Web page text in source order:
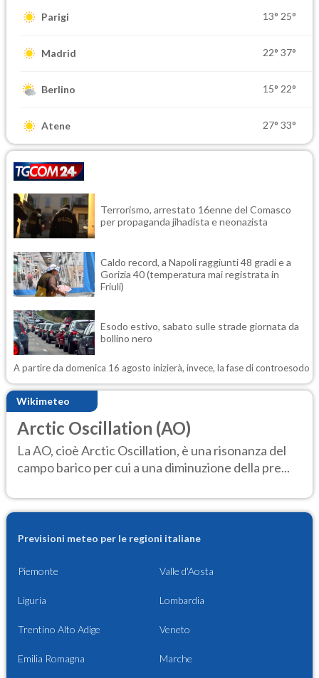
Parigi 13° 25°
Madrid 22° 37°
Berlino 15° 22°
Atene 27° 33°
Terrorismo, arrestato 16enne del Comasco
per propaganda jihadista e neonazista
Caldo record, a Napoli raggiunti 48 gradi e a
Gorizia 40 (temperatura mai registrata in
Friuli)
Esodo estivo, sabato sulle strade giornata da
bollino nero
A partire da domenica 16 agosto inizierà, invece, la fase di controesodo
Wikimeteo
Arctic Oscillation (AO)
La AO, cioè Arctic Oscillation, è una risonanza del
campo barico per cui a una diminuzione della pre...
Previsioni meteo per le regioni italiane
Piemonte Valle d'Aosta
Liguria Lombardia
Trentino Alto Adige Veneto
Emilia Romagna Marche